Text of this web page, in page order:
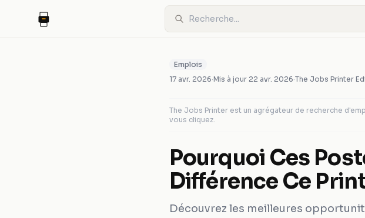
Emplois
17 avr. 2026·Mis à jour 22 avr. 2026·The Jobs Printer
The Jobs Printer est un agrégateur de recherche
vous cliquez.
Pourquoi Ces
Différence Ce
Découvrez les meilleures